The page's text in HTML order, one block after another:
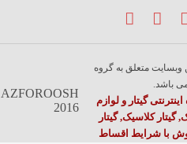
وبسایت متعلق به گروه
باشد.
گیتار و لوازم
کلاسیک, گیتار
با شرایط اقساط
2016